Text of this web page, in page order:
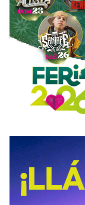
viales municipales
y no colocaron la
de los tormentos.
Sigue existiendo
autoridades para
no solo ahí, sino
opacas, mal
conductores hacia
de cada día), ¿por
“circule con
“respete al peatón”?
A mis colegas de